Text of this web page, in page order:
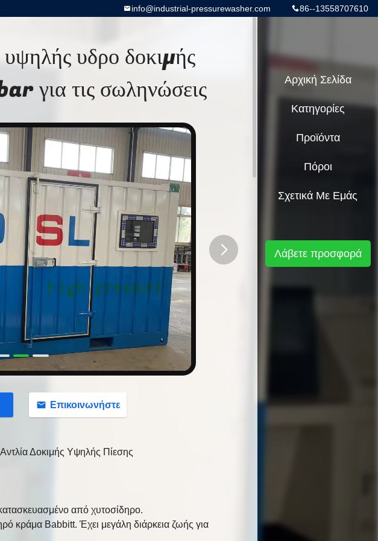
86--13558707610
info@industrial-pressurewasher.com
υδρο δοκιμής
για τις σωληνώσεις
Επικοινωνήστε
Δοκιμής Υψηλής Πίεσης
από χυτοσίδηρο.
κράμα Babbitt. Έχει μεγάλη διάρκεια ζωής για
Αρχική Σελίδα
Κατηγορίες
Προϊόντα
Πόροι
Σχετικά Με Εμάς
Λάβετε προσφορά